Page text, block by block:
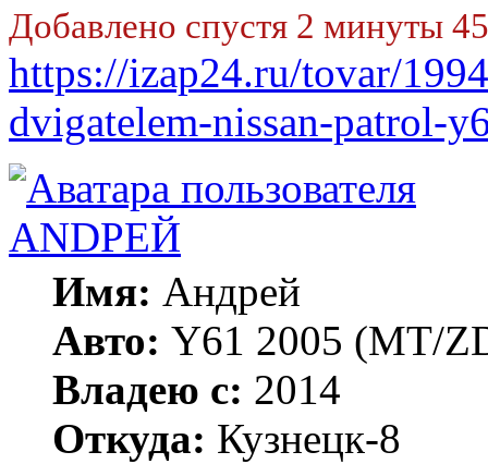
Добавлено спустя 2 минуты
https://izap24.ru/tovar/
dvigatelem-nissan-patrol-
ANDРЕЙ
Имя: Андрей
Авто: Y61 2005 (МT/
Владею с: 2014
Откуда: Кузнецк-8